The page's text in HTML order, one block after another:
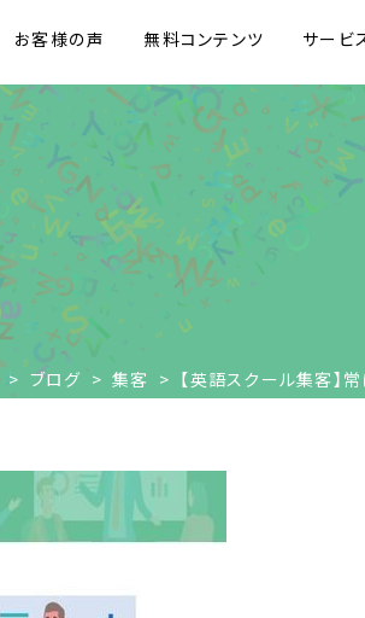
お客様の声 無料コンテンツ サービ
> ブログ > 集客 > 【英語スクール集客】